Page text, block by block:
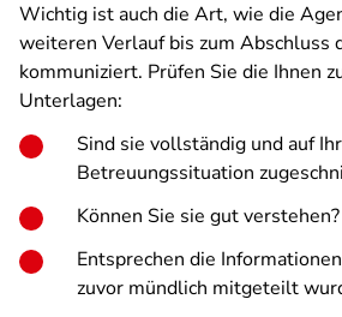
Wichtig ist auch die Art, wie die
weiteren Verlauf bis zum Abschluss
kommuniziert. Prüfen Sie die Ihnen
Unterlagen:
Sind sie vollständig und auf
Betreuungssituation
Können Sie sie gut verstehen?
Entsprechen die
zuvor mündlich mitgeteilt